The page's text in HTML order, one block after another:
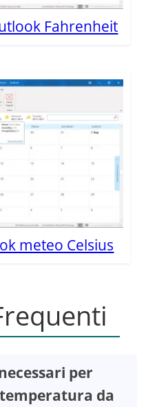
Fahrenheit
meteo Celsius
per
da